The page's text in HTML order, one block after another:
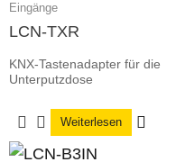
Eingänge
LCN-TXR
KNX-Tastenadapter für die
Unterputzdose
Weiterlesen